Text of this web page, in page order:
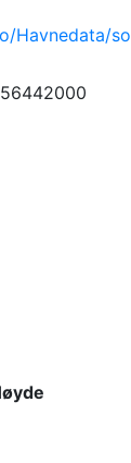
Havnedata/so